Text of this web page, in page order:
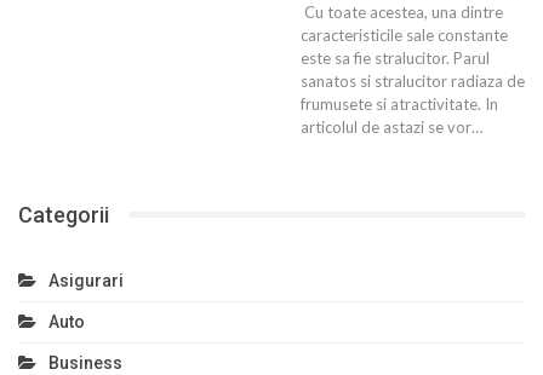
Cu toate acestea, una dintre
caracteristicile sale constante
este sa fie stralucitor. Parul
sanatos si stralucitor radiaza de
frumusete si atractivitate. In
articolul de astazi se vor…
Categorii
Asigurari
Auto
Business